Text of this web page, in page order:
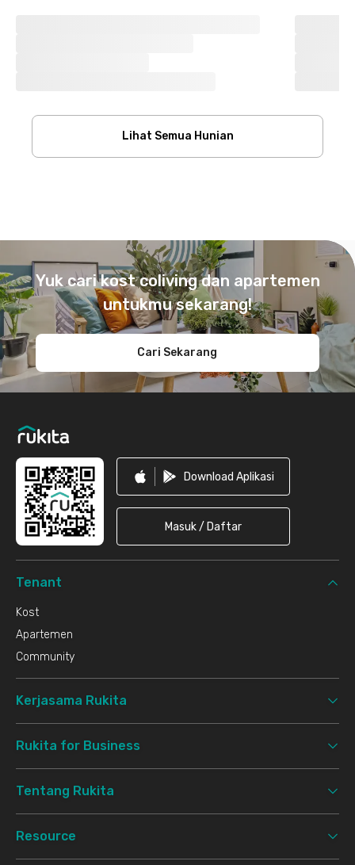
Lihat Semua Hunian
Yuk cari kost coliving dan apartemen
untukmu sekarang!
Cari Sekarang
Download Aplikasi
Masuk / Daftar
Tenant
Kost
Apartemen
Community
Kerjasama Rukita
Rukita for Business
Tentang Rukita
Resource